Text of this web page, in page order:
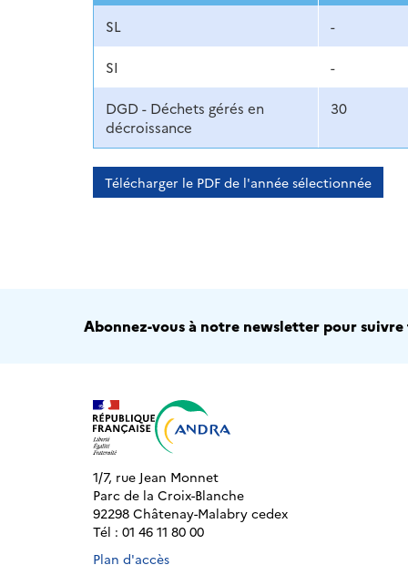
SL
-
SI -
DGD - Déchets gérés en
décroissance
30
Télécharger le PDF de l'année sélectionnée
Abonnez-vous à notre newsletter pour suivre
1/7, rue Jean Monnet
Parc de la Croix-Blanche
92298 Châtenay-Malabry cedex
Tél : 01 46 11 80 00
Plan d'accès